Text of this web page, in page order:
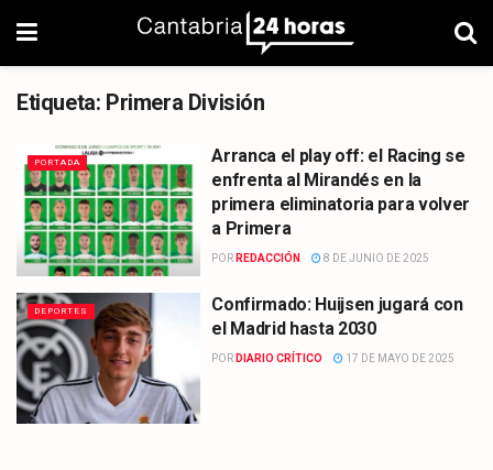
Etiqueta: Primera División
PORTADA
Arranca el play off: el Racing se
enfrenta al Mirandés en la
primera eliminatoria para volver
a Primera
POR REDACCIÓN 8 DE JUNIO DE 2025
DEPORTES
Confirmado: Huijsen jugará con
el Madrid hasta 2030
POR DIARIO CRÍTICO 17 DE MAYO DE 2025